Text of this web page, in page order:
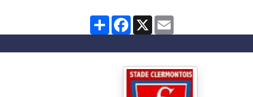
PartagerFacebook
X